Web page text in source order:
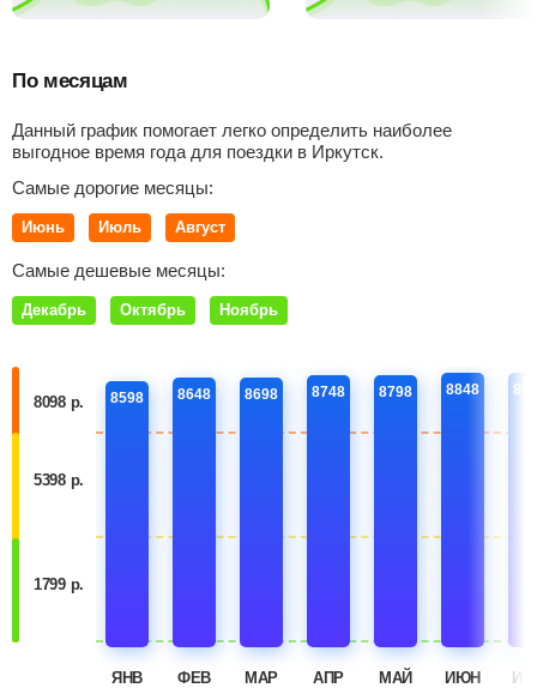
По месяцам
Данный график помогает легко определить наиболее
выгодное время года для поездки в Иркутск.
Самые дорогие месяцы:
Июнь Июль Август
Самые дешевые месяцы:
Декабрь Октябрь Ноябрь
8098 р.
5398 р.
1799 р.
8598
ЯНВ
8648
ФЕВ
8698
МАР
8748
АПР
8798
МАЙ
8848
ИЮН